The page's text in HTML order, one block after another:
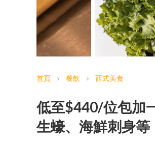
首頁 chevron_right 餐飲 chevron_right 西式美食
低至$440/位包加
生蠔、海鮮刺身等